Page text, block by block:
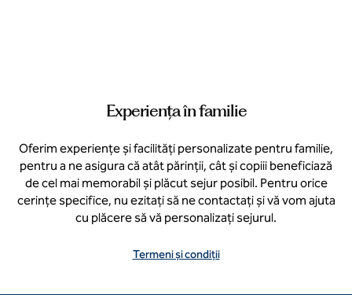
Experiența în familie
Oferim experiențe și facilități personalizate pentru familie,
pentru a ne asigura că atât părinții, cât și copiii beneficiază
de cel mai memorabil și plăcut sejur posibil. Pentru orice
cerințe specifice, nu ezitați să ne contactați și vă vom ajuta
cu plăcere să vă personalizați sejurul.
Termeni și condiții